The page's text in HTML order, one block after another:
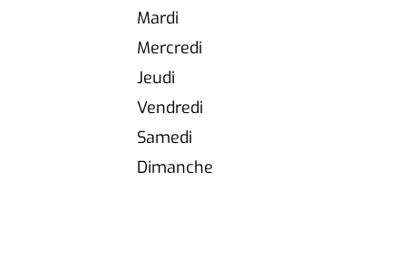
Mardi
Mercredi
Jeudi
Vendredi
Samedi
Dimanche